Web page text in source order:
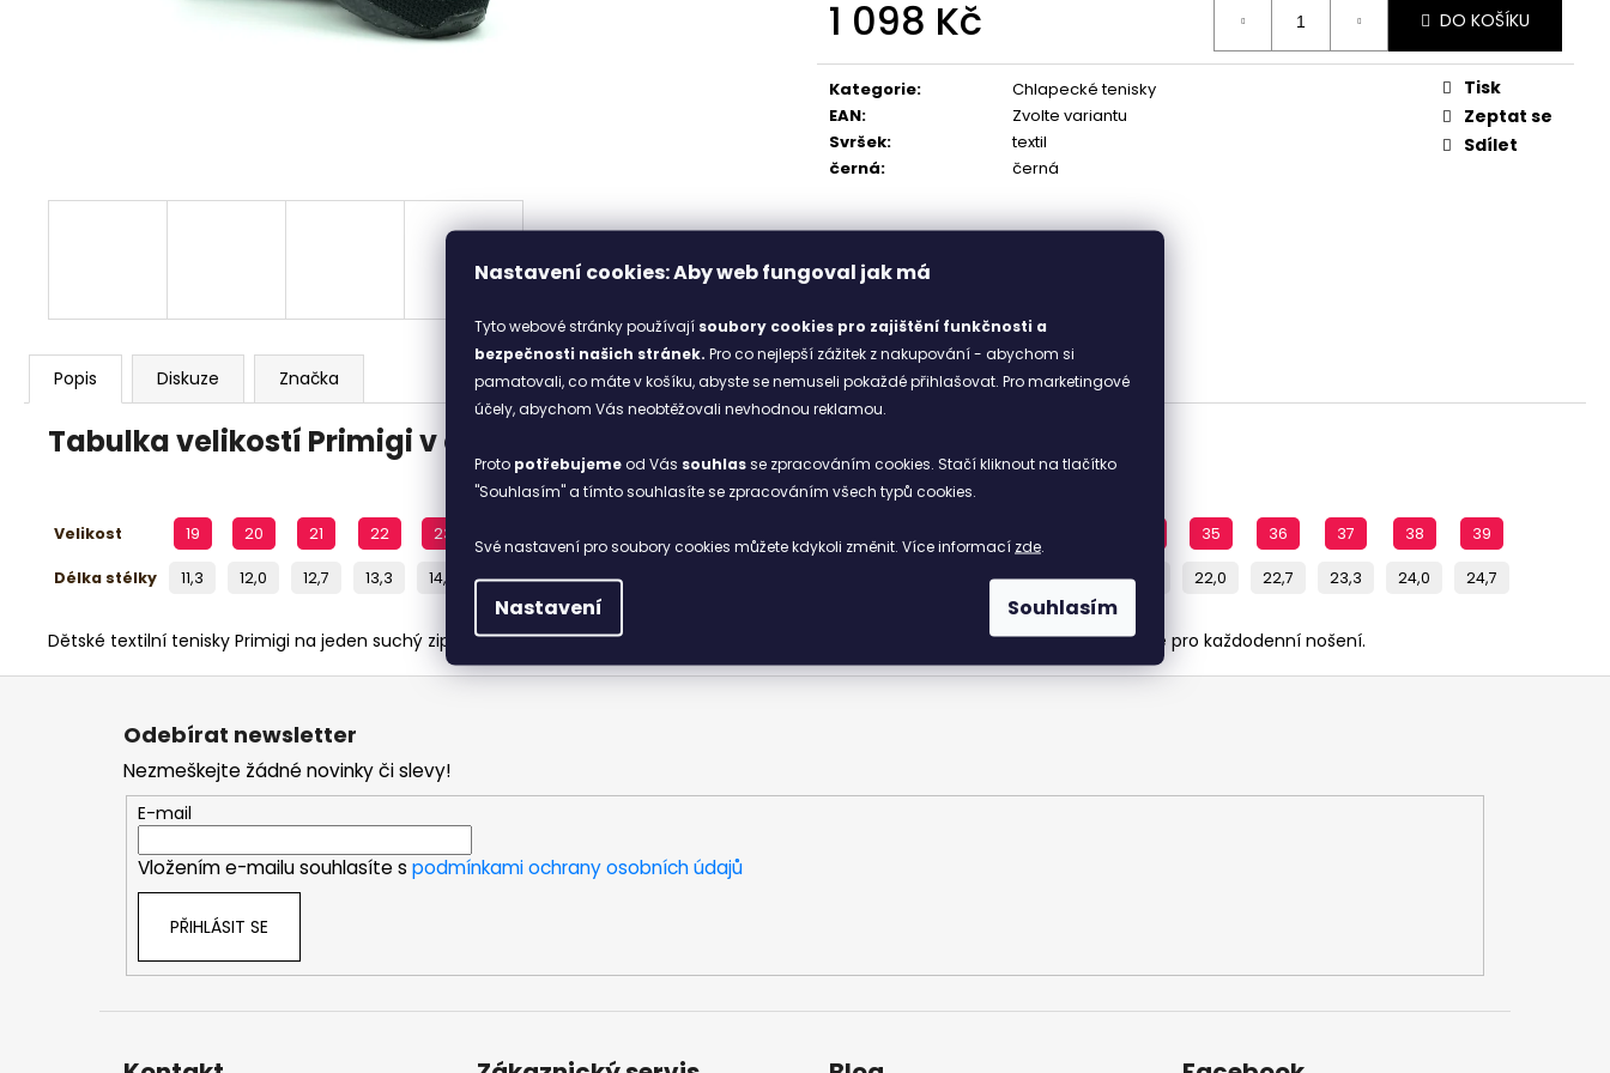
Nastavení cookies: Aby web fungoval jak má
Tyto webové stránky používají soubory cookies pro zajištění funkčnosti a
bezpečnosti našich stránek. Pro co nejlepší zážitek z nakupování - abychom si
pamatovali, co máte v košíku, abyste se nemuseli pokaždé přihlašovat. Pro marketingové
účely, abychom Vás neobtěžovali nevhodnou reklamou.
Proto potřebujemeod Vás souhlasse zpracováním cookies. Stačí kliknout na tlačítko
"Souhlasím" a tímto souhlasíte se zpracováním všech typů cookies.
Své nastavení pro soubory cookies můžete kdykoli změnit. Více informací zde
Nastavení Souhlasím
1 098 Kč
cena:
DO KOŠÍKU
Kategorie:
Chlapecké tenisky
EAN:
Zvolte variantu
Svršek:
textil
černá: černá
Tisk
Zeptat se
Sdílet
Popis Diskuze Značka
Tabulka velikostí Primigi v cm
Velikost 19 20 21 22 23 35 36 37 38 39
Délka stélky 11,3 12,0 12,7 13,3 14,0 14,7 15,3 16,0 20,0 20,7 21,3 22,0 22,7 23,3 24,0 24,7
Dětské textilní tenisky Primigi na jeden suchý zip a gumovými šňůrkami mají odlehčenou podešev a celokoženou stélku. Jsou vhodné pro každodenní nošení.
1 898 Kč
Odebírat newsletter
Nezmeškejte žádné novinky či slevy!
E-mail
Vložením e-mailu souhlasíte s podmínkami ochrany osobních údajů
PŘIHLÁSIT SE